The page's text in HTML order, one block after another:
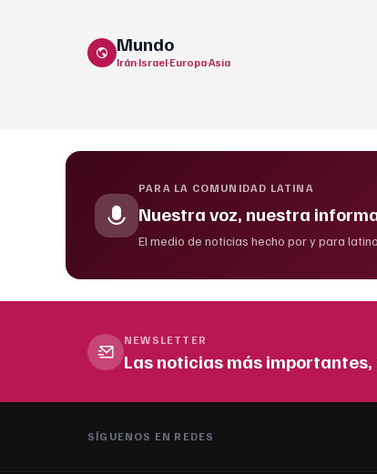
Mundo
Irán·Israel·Europa·Asia
PARA LA COMUNIDAD LATINA
Nuestra voz, nuestra
El medio de noticias hecho por y para
NEWSLETTER
Las noticias más importantes,
SÍGUENOS EN REDES